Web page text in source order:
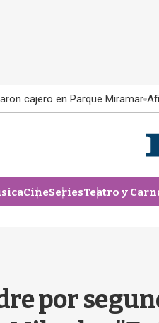
cajero en Parque Miramar
CineSeriesTeatro y
por